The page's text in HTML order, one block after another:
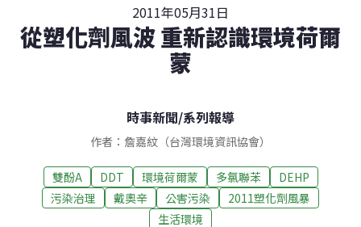
2011年05月31日
從塑化劑風波 重新認識環境荷爾
蒙
時事新聞/系列報導
作者：詹嘉紋（台灣環境資訊協會）
雙酚A DDT 環境荷爾蒙 多氯聯苯
DEHP
污染治理
戴奧辛 公害污染
2011塑化劑風暴
生活環境